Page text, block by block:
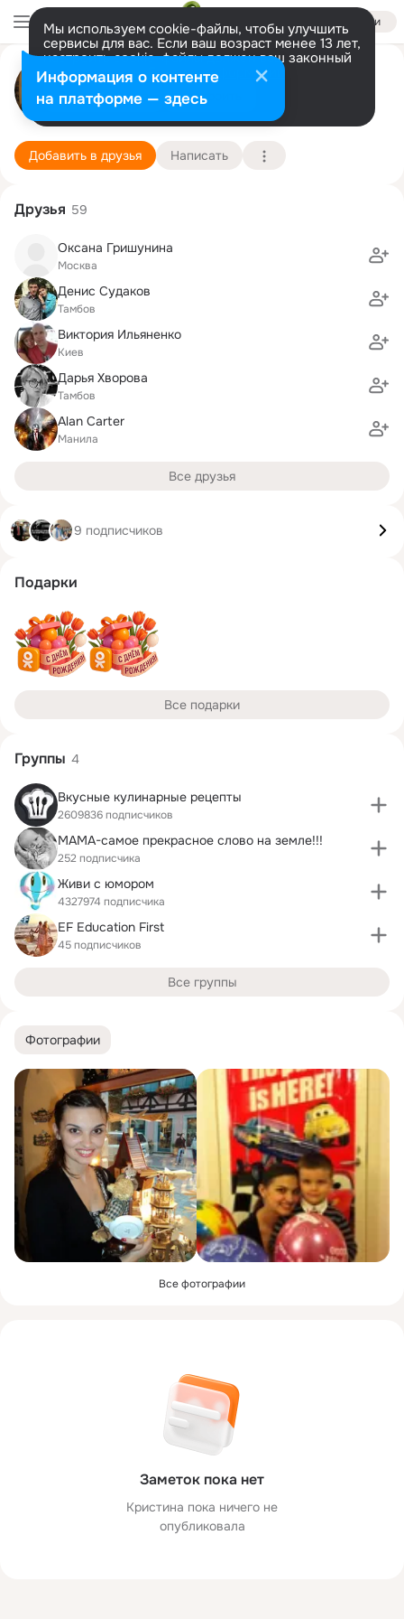
Войти
Мы используем cookie-файлы, чтобы улучшить
сервисы для вас. Если ваш возраст менее 13 лет,
настроить cookie-файлы должен ваш законный
представитель. Больше информации
Разрешить все Настроить
Кристина Андреева
Москва
29 июля (43 года)
1106 школа (с гимназическими классами)
Подробнее
Добавить в друзья Написать
Фотографии
Все фотографии
Заметок пока нет
Кристина пока ничего не
опубликовала
Друзья 59
Оксана Гришунина
Москва
Денис Судаков
Тамбов
Виктория Ильяненко
Киев
Дарья Хворова
Тамбов
Alan Carter
Манила
Все друзья
9 подписчиков
Подарки
Все подарки
Группы 4
Вкусные кулинарные рецепты
2609836 подписчиков
МАМА-самое прекрасное слово на земле!!!
252 подписчика
Живи с юмором
4327974 подписчика
EF Education First
45 подписчиков
Все группы
Информация о контенте
на платформе — здесь